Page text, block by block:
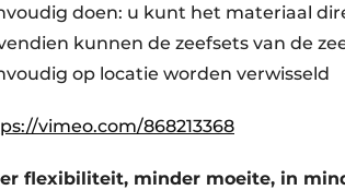
doen: u kunt het materiaal
kunnen de zeefsets van de
op locatie worden verwisseld
vimeo.com/868213368
flexibiliteit, minder moeite, in